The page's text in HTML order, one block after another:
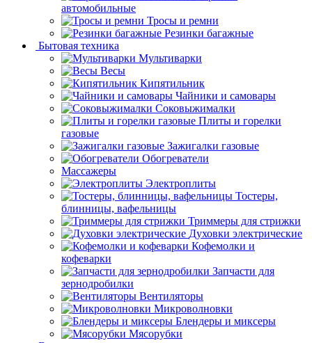
автомобильные
Тросы и ремни
Резинки багажные
Бытовая техника
Мультиварки
Весы
Кипятильник
Чайники и самовары
Соковыжималки
Плиты и горелки
газовые
Зажигалки газовые
Обогреватели
Массажеры
Электроплиты
Тостеры,
блинницы, вафельницы
Триммеры для стрижки
Духовки электрические
Кофемолки и
кофеварки
Запчасти для
зернодробилки
Вентиляторы
Микроволновки
Блендеры и миксеры
Мясорубки